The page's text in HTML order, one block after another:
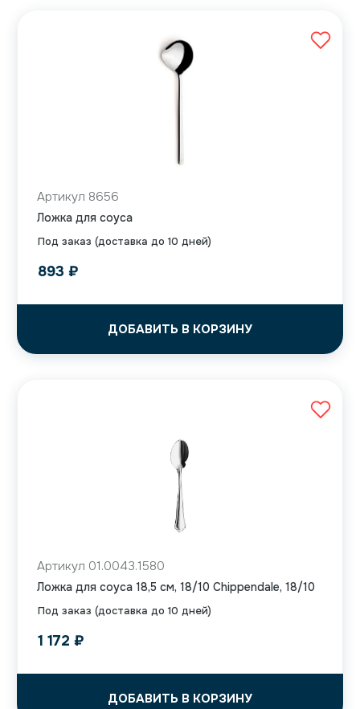
Под заказ (доставка до 10 дней)
Артикул 8656
Ложка для соуса
893 ₽
ДОБАВИТЬ В КОРЗИНУ
Под заказ (доставка до 10 дней)
Артикул 01.0043.1580
Ложка для соуса 18,5 см, 18/10 Chippendale, 18/10
1 172 ₽
ДОБАВИТЬ В КОРЗИНУ